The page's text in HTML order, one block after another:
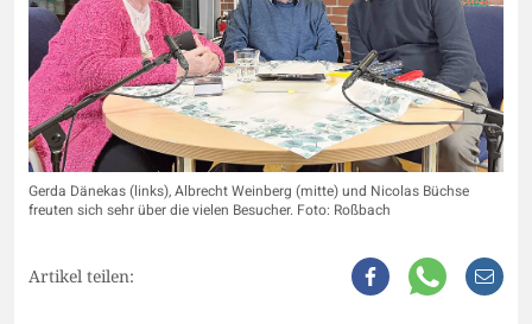
Gerda Dänekas (links), Albrecht Weinberg (mitte) und Nicolas Büchse
freuten sich sehr über die vielen Besucher. Foto: Roßbach
Artikel teilen: